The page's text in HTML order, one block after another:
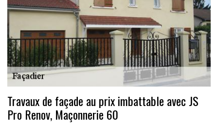
Travaux de façade au prix imbattable avec JS
Pro Renov, Maçonnerie 60